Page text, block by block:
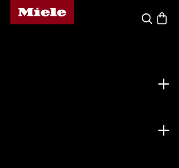
Page d'accueil de Miele
Panier